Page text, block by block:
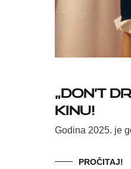
„Don’t
kinu!
Godina 2025. je
PROČITAJ!